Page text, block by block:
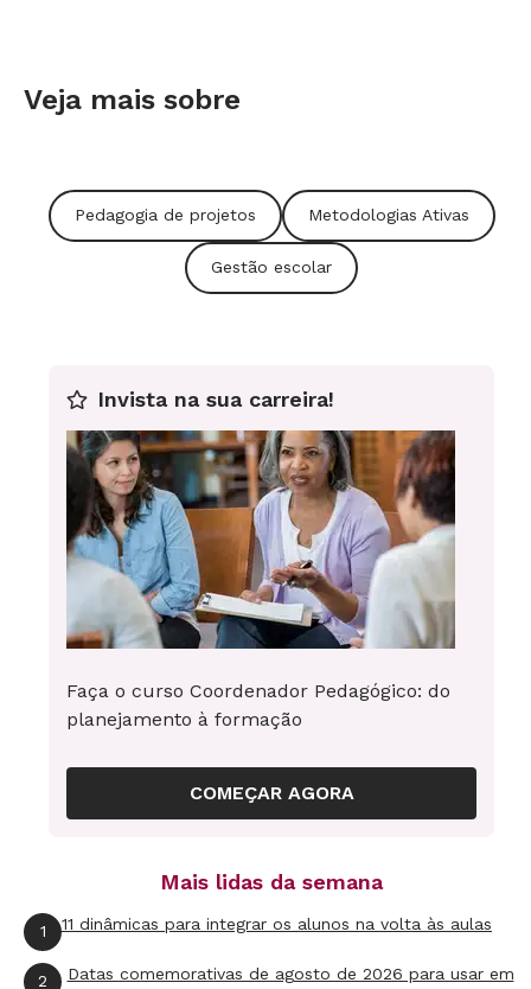
Veja mais sobre
Pedagogia de projetos Metodologias Ativas
Gestão escolar
Invista na sua carreira!
Faça o curso Coordenador Pedagógico: do
planejamento à formação
COMEÇAR AGORA
Mais lidas da semana
1 11 dinâmicas para integrar os alunos na volta às aulas
2
Datas comemorativas de agosto de 2026 para usar em